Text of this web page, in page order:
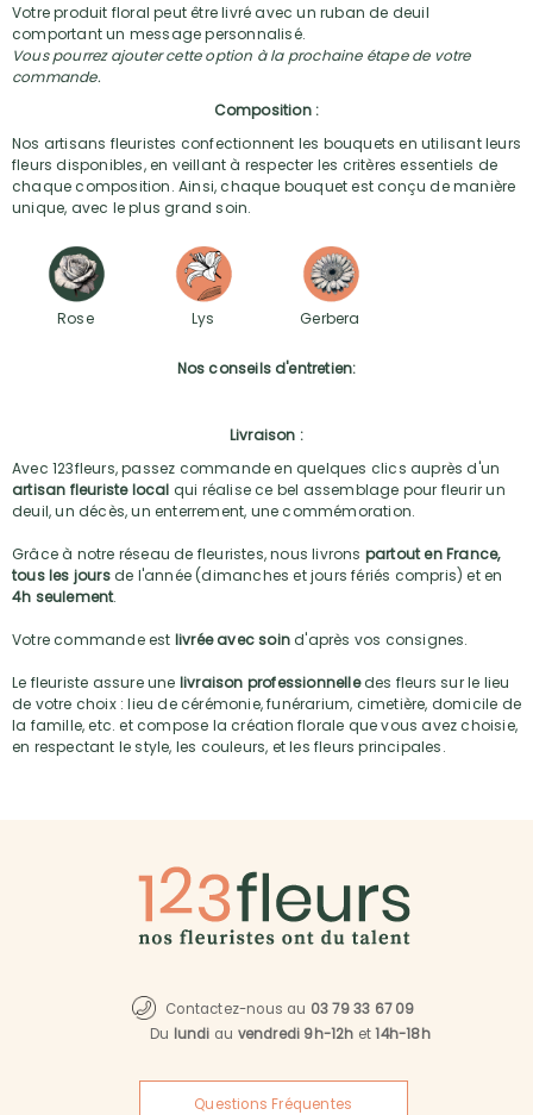
Votre produit floral peut être livré avec un ruban de deuil
comportant un message personnalisé.
Vous pourrez ajouter cette option à la prochaine étape de votre
commande.
Composition :
Nos artisans fleuristes confectionnent les bouquets en utilisant leurs
fleurs disponibles, en veillant à respecter les critères essentiels de
chaque composition. Ainsi, chaque bouquet est conçu de manière
unique, avec le plus grand soin.
Rose Lys Gerbera
Nos conseils d'entretien:
Livraison :
Avec 123fleurs, passez commande en quelques clics auprès d'un
artisan fleuriste local qui réalise ce bel assemblage pour fleurir un
deuil, un décès, un enterrement, une commémoration.
Grâce à notre réseau de fleuristes, nous livrons partout en France,
tous les joursde l'année (dimanches et jours fériés compris) et en
4h seulement.
Votre commande est livrée avec soind'après vos consignes.
Le fleuriste assure une livraison professionnelledes fleurs sur le lieu
de votre choix : lieu de cérémonie, funérarium, cimetière, domicile de
la famille, etc. et compose la création florale que vous avez choisie,
en respectant le style, les couleurs, et les fleurs principales.
Contactez-nous au 03 79 33 67 09
Du lundi au vendredi 9h-12h et14h-18h
Questions Fréquentes